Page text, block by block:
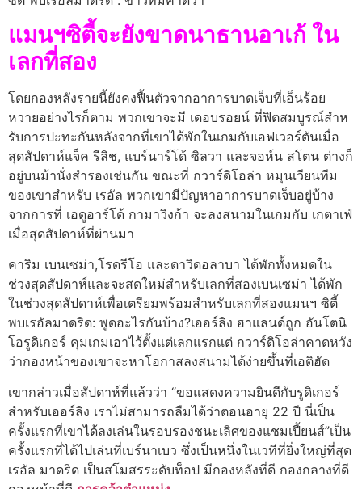
แมนฯซิตี้จะยังขาดนาธานอาเก้ ใน
เลกที่สอง
โดยกองหลังรายนี้ยังคงฟื้นตัวจากอาการบาดเจ็บที่เอ็นร้อย
หวายอย่างไรก็ตาม พวกเขาจะมี เดอบรอยน์ ที่ฟิตสมบูรณ์สําห
รับการปะทะกันหลังจากที่เขาได้พักในเกมกับเอฟเวอร์ตันเมื่อ
สุดสัปดาห์แจ็ค รีลิช, แบร์นาร์โด้ ซิลวา และจอห์น สโตน ต่างก็
อยู่บนม้านั่งสํารองเช่นกัน ขณะที่ กวาร์ดิโอล่า หมุนเวียนทีม
ของเขาสําหรับ เรอัล พวกเขามีปัญหาอาการบาดเจ็บอยู่บ้าง
จากการที่ เอดูอาร์โด้ กามาวิงก้า จะลงสนามในเกมกับ เกตาเฟ่
เมื่อสุดสัปดาห์ที่ผ่านมา
คาริม เบนเซม่า,โรดรีโอ และดาวิดอลาบา ได้พักทั้งหมดใน
ช่วงสุดสัปดาห์และจะสดใหม่สําหรับเลกที่สองเบนเซม่า ได้พัก
ในช่วงสุดสัปดาห์เพื่อเตรียมพร้อมสําหรับเลกที่สองแมนฯ ซิตี้
พบเรอัลมาดริด: พูดอะไรกันบ้าง?เออร์ลิง ฮาแลนด์ถูก อันโตนิ
โอรูดิเกอร์ คุมเกมเอาไว้ตั้งแต่เลกแรกแต่ กวาร์ดิโอล่าคาดหวัง
ว่ากองหน้าของเขาจะหาโอกาสลงสนามได้ง่ายขึ้นที่เอติฮัด
เขากล่าวเมื่อสัปดาห์ที่แล้วว่า “ขอแสดงความยินดีกับรูดิเกอร์
สําหรับเออร์ลิง เราไม่สามารถลืมได้ว่าตอนอายุ 22 ปี นี่เป็น
ครั้งแรกที่เขาได้ลงเล่นในรอบรองชนะเลิศของแชมเปี้ยนส์”เป็น
ครั้งแรกที่ได้ไปเล่นที่เบร์นาเบว ซึ่งเป็นหนึ่งในเวทีที่ยิ่งใหญ่ที่สุด
เรอัล มาดริด เป็นสโมสรระดับท็อป มีกองหลังที่ดี กองกลางที่ดี